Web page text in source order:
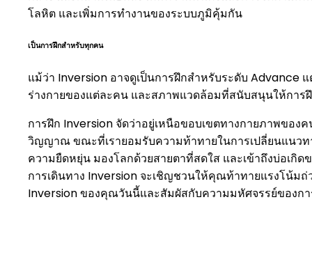
โลหิต และเพิ่มการทำงานของระบบภูมิคุ้มกัน
เป็นการฝึกสำหรับทุกคน
แม้ว่า Inversion อาจดูเป็นการฝึกสำหรับระดับ Advance
ร่างกายของแต่ละคน และสภาพแวดล้อมที่สนับสนุนให้กา
การฝึก Inversion จัดว่าอยู่เหนือขอบเขตทางกายภาพของ
วิญญาณ ขณะที่เรายอมรับความท้าทายในการเปลี่ยนแนวท
ความยืดหยุ่น มองโลกด้วยสายตาที่สดใส และเข้าถึงบ่อเกิ
การเดินทาง Inversion จะเชิญชวนให้คุณท้าทายแรงโน้ม
Inversion ของคุณวันนี้และสัมผัสกับความมหัศจรรย์ของก